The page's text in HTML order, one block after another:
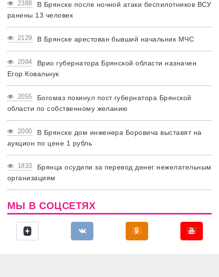
2388
В Брянске после ночной атаки беспилотников ВСУ
ранены 13 человек
2129 В Брянске арестован бывший начальник МЧС
2084
Врио губернатора Брянской области назначен
Егор Ковальчук
2055
Богомаз покинул пост губернатора Брянской
области по собственному желанию
2000
В Брянске дом инженера Боровича выставят на
аукцион по цене 1 рубль
1833
Брянца осудили за перевод денег нежелательным
организациям
МЫ В СОЦСЕТЯХ